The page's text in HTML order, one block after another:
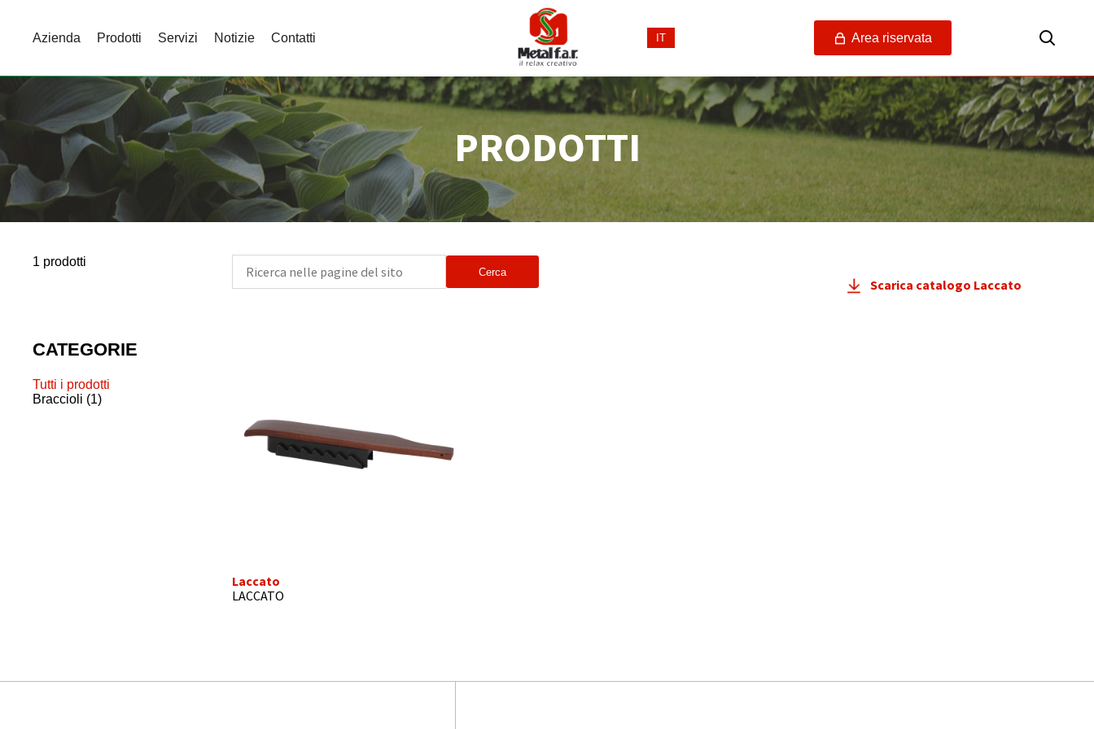
Azienda Prodotti Servizi Notizie Contatti IT Area riservata
PRODOTTI
1 prodotti
CATEGORIE
Tutti i prodotti
Braccioli (1)
Cerca
Scarica catalogo Laccato
Laccato
LACCATO